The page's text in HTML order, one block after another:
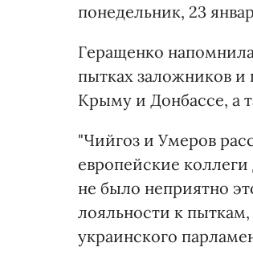
понедельник, 23
Геращенко
пытках заложников
Крыму и Донбассе, а
"Чийгоз и Умеров
европейские
не было неприятно
лояльности к
украинского